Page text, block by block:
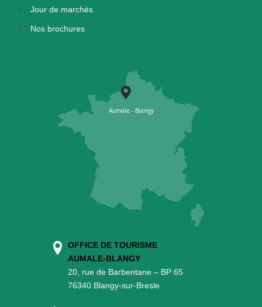
Jour de marchés
Nos brochures
OFFICE DE TOURISME
AUMALE-BLANGY
20, rue de Barbentane – BP 65
76340 Blangy-sur-Bresle